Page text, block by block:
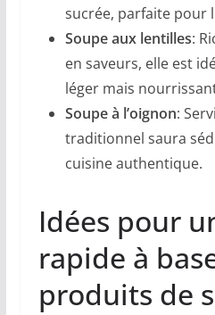
sucrée, parfaite pour
Soupe aux lentilles:
en saveurs, elle est
léger mais
Soupe à l’oignon:
traditionnel saura
cuisine authentique.
Idées pour
rapide à
produits de